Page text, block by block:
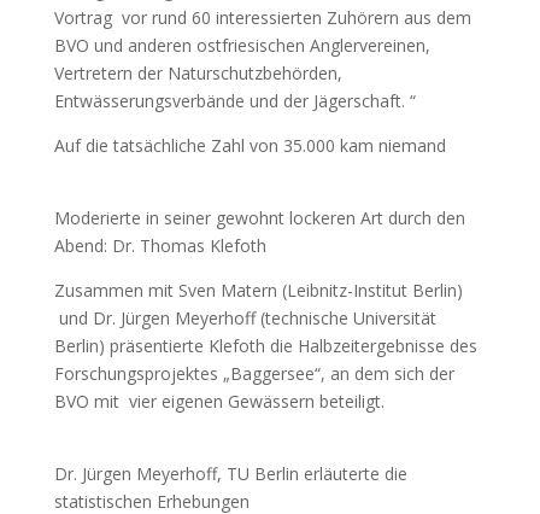
Vortrag vor rund 60 interessierten Zuhörern aus dem
BVO und anderen ostfriesischen Anglervereinen,
Vertretern der Naturschutzbehörden,
Entwässerungsverbände und der Jägerschaft. “
Auf die tatsächliche Zahl von 35.000 kam niemand
Moderierte in seiner gewohnt lockeren Art durch den
Abend: Dr. Thomas Klefoth
Zusammen mit Sven Matern (Leibnitz-Institut Berlin)
und Dr. Jürgen Meyerhoff (technische Universität
Berlin) präsentierte Klefoth die Halbzeitergebnisse des
Forschungsprojektes „Baggersee“, an dem sich der
BVO mit vier eigenen Gewässern beteiligt.
Dr. Jürgen Meyerhoff, TU Berlin erläuterte die
statistischen Erhebungen